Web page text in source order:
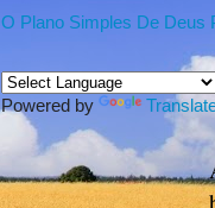
O Plano Simples De Deus
Powered by